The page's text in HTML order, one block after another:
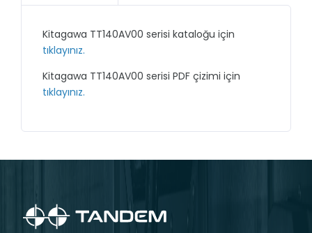
Kitagawa TT140AV00 serisi kataloğu için
tıklayınız.
Kitagawa TT140AV00 serisi PDF çizimi için
tıklayınız.